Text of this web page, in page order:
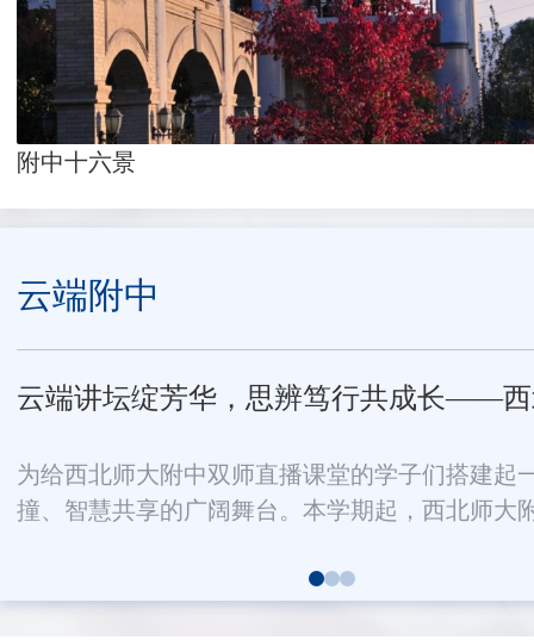
附中十六景
云端附中
云端讲坛绽芳华，思辨笃行共成长——西
为给西北师大附中双师直播课堂的学子们搭建起
撞、智慧共享的广阔舞台。本学期起，西北师大